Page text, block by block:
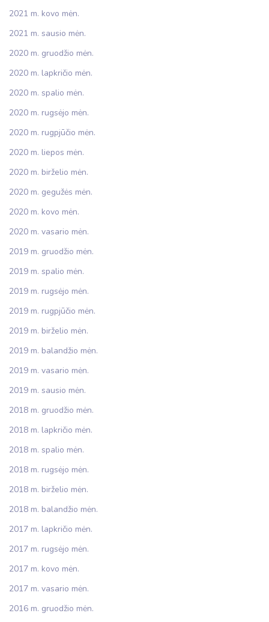
2021 m. kovo mėn.
2021 m. sausio mėn.
2020 m. gruodžio mėn.
2020 m. lapkričio mėn.
2020 m. spalio mėn.
2020 m. rugsėjo mėn.
2020 m. rugpjūčio mėn.
2020 m. liepos mėn.
2020 m. birželio mėn.
2020 m. gegužės mėn.
2020 m. kovo mėn.
2020 m. vasario mėn.
2019 m. gruodžio mėn.
2019 m. spalio mėn.
2019 m. rugsėjo mėn.
2019 m. rugpjūčio mėn.
2019 m. birželio mėn.
2019 m. balandžio mėn.
2019 m. vasario mėn.
2019 m. sausio mėn.
2018 m. gruodžio mėn.
2018 m. lapkričio mėn.
2018 m. spalio mėn.
2018 m. rugsėjo mėn.
2018 m. birželio mėn.
2018 m. balandžio mėn.
2017 m. lapkričio mėn.
2017 m. rugsėjo mėn.
2017 m. kovo mėn.
2017 m. vasario mėn.
2016 m. gruodžio mėn.